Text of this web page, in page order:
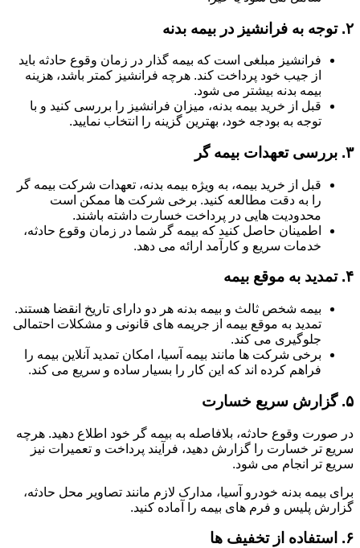
۲. توجه به فرانشیز در بیمه بدنه
فرانشیز مبلغی است که بیمه گذار در زمان وقوع حادثه باید
از جیب خود پرداخت کند. هرچه فرانشیز کمتر باشد، هزینه
بیمه بدنه بیشتر می شود.
قبل از خرید بیمه بدنه، میزان فرانشیز را بررسی کنید و با
توجه به بودجه خود، بهترین گزینه را انتخاب نمایید.
۳. بررسی تعهدات بیمه گر
قبل از خرید بیمه، به ویژه بیمه بدنه، تعهدات شرکت بیمه گر
را به دقت مطالعه کنید. برخی شرکت ها ممکن است
محدودیت هایی در پرداخت خسارت داشته باشند.
اطمینان حاصل کنید که بیمه گر شما در زمان وقوع حادثه،
خدمات سریع و کارآمد ارائه می دهد.
۴. تمدید به موقع بیمه
بیمه شخص ثالث و بیمه بدنه هر دو دارای تاریخ انقضا هستند.
تمدید به موقع بیمه از جریمه های قانونی و مشکلات احتمالی
جلوگیری می کند.
برخی شرکت ها مانند بیمه آسیا، امکان تمدید آنلاین بیمه را
فراهم کرده اند که این کار را بسیار ساده و سریع می کند.
۵. گزارش سریع خسارت
در صورت وقوع حادثه، بلافاصله به بیمه گر خود اطلاع دهید. هرچه
سریع تر خسارت را گزارش دهید، فرآیند پرداخت و تعمیرات نیز
سریع تر انجام می شود.
برای بیمه بدنه خودرو آسیا، مدارک لازم مانند تصاویر محل حادثه،
گزارش پلیس و فرم های بیمه را آماده کنید.
۶. استفاده از تخفیف ها